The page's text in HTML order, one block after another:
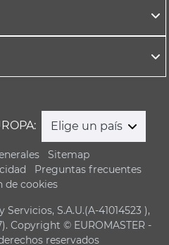
Elige un país
Sitemap
Preguntas frecuentes
de cookies
S.A.U.(A-41014523 ),
Copyright © EUROMASTER -
reservados